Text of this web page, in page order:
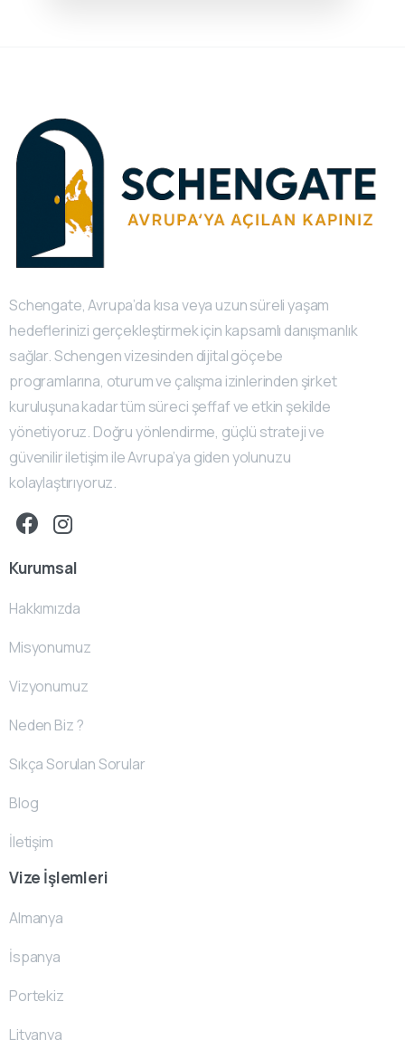
Schengate, Avrupa’da kısa veya uzun süreli yaşam
hedeflerinizi gerçekleştirmek için kapsamlı danışmanlık
sağlar. Schengen vizesinden dijital göçebe
programlarına, oturum ve çalışma izinlerinden şirket
kuruluşuna kadar tüm süreci şeffaf ve etkin şekilde
yönetiyoruz. Doğru yönlendirme, güçlü strateji ve
güvenilir iletişim ile Avrupa’ya giden yolunuzu
kolaylaştırıyoruz.
Kurumsal
Hakkımızda
Misyonumuz
Vizyonumuz
Neden Biz ?
Sıkça Sorulan Sorular
Blog
İletişim
Vize İşlemleri
Almanya
İspanya
Portekiz
Litvanya